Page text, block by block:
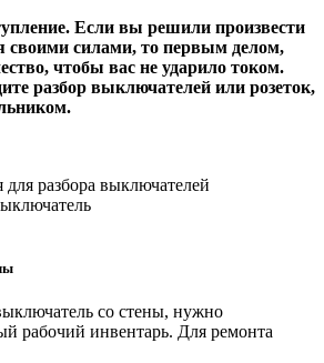
Если вы решили произвести
своими силами, то первым делом,
чтобы вас не ударило током.
разбор выключателей или розеток,
для разбора выключателей
со стены, нужно
рабочий инвентарь. Для ремонта